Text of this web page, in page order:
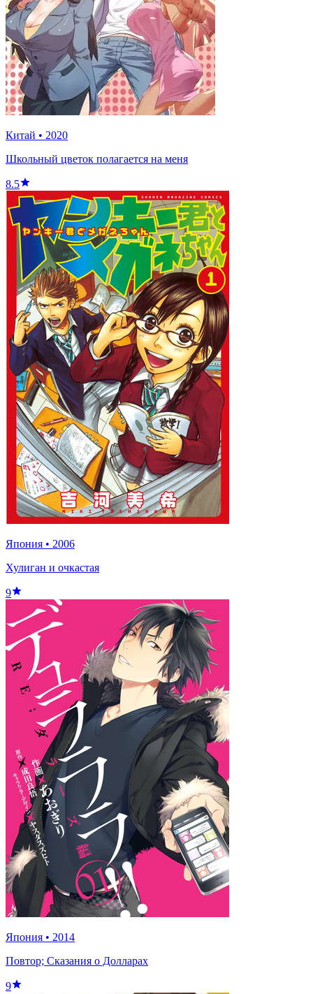
Китай • 2020
Школьный цветок полагается на меня
8.5
Япония • 2006
Хулиган и очкастая
9
Япония • 2014
Повтор; Сказания о Долларах
9